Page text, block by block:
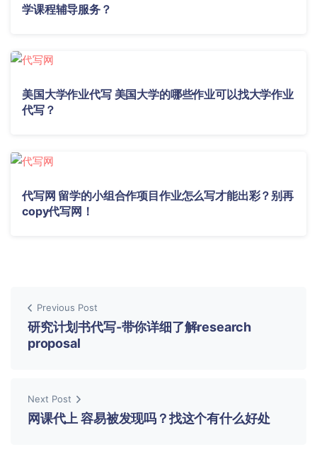
学课程辅导服务？
美国大学作业代写 美国大学的哪些作业可以找大学作业
代写？
代写网 留学的小组合作项目作业怎么写才能出彩？别再
copy代写网！
Previous Post
研究计划书代写-带你详细了解research
proposal
Next Post
网课代上 容易被发现吗？找这个有什么好处